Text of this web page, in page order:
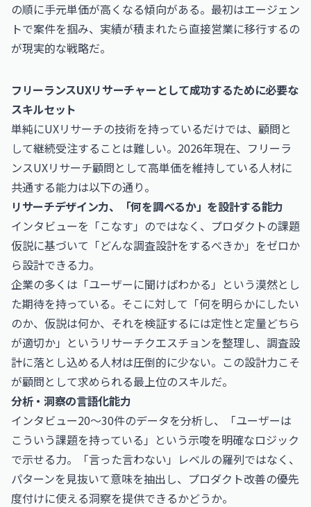
の順に手元単価が高くなる傾向がある。最初はエージェン
トで案件を掴み、実績が積まれたら直接営業に移行するの
が現実的な戦略だ。
フリーランスUXリサーチャーとして成功するために必要な
スキルセット
単純にUXリサーチの技術を持っているだけでは、顧問と
して継続受注することは難しい。2026年現在、フリーラ
ンスUXリサーチ顧問として高単価を維持している人材に
共通する能力は以下の通り。
リサーチデザイン力、「何を調べるか」を設計する能力
インタビューを「こなす」のではなく、プロダクトの課題
仮説に基づいて「どんな調査設計をするべきか」をゼロか
ら設計できる力。
企業の多くは「ユーザーに聞けばわかる」という漠然とし
た期待を持っている。そこに対して「何を明らかにしたい
のか、仮説は何か、それを検証するには定性と定量どちら
が適切か」というリサーチクエスチョンを整理し、調査設
計に落とし込める人材は圧倒的に少ない。この設計力こそ
が顧問として求められる最上位のスキルだ。
分析・洞察の言語化能力
インタビュー20〜30件のデータを分析し、「ユーザーは
こういう課題を持っている」という示唆を明確なロジック
で示せる力。「言った言わない」レベルの羅列ではなく、
パターンを見抜いて意味を抽出し、プロダクト改善の優先
度付けに使える洞察を提供できるかどうか。